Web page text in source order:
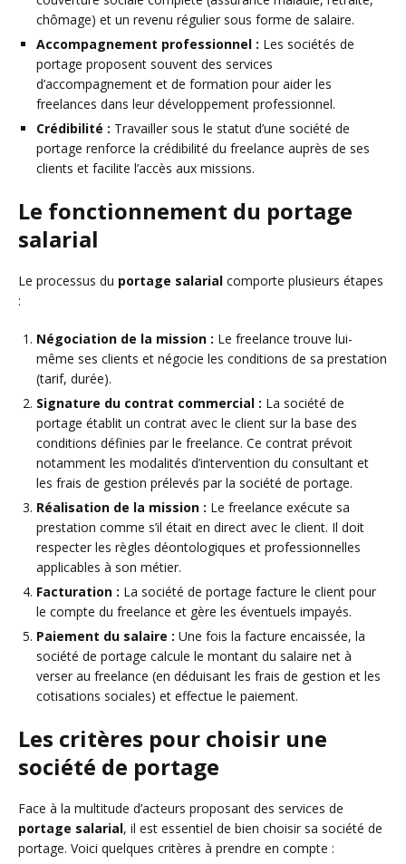
chômage) et un revenu régulier sous forme de salaire.
Accompagnement professionnel : Les sociétés de
portage proposent souvent des services
d’accompagnement et de formation pour aider les
freelances dans leur développement professionnel.
Crédibilité : Travailler sous le statut d’une société de
portage renforce la crédibilité du freelance auprès de ses
clients et facilite l’accès aux missions.
Le fonctionnement du portage
salarial
Le processus du portage salarial comporte plusieurs étapes
:
Négociation de la mission : Le freelance trouve lui-
même ses clients et négocie les conditions de sa prestation
(tarif, durée).
Signature du contrat commercial : La société de
portage établit un contrat avec le client sur la base des
conditions définies par le freelance. Ce contrat prévoit
notamment les modalités d’intervention du consultant et
les frais de gestion prélevés par la société de portage.
Réalisation de la mission : Le freelance exécute sa
prestation comme s’il était en direct avec le client. Il doit
respecter les règles déontologiques et professionnelles
applicables à son métier.
Facturation : La société de portage facture le client pour
le compte du freelance et gère les éventuels impayés.
Paiement du salaire : Une fois la facture encaissée, la
société de portage calcule le montant du salaire net à
verser au freelance (en déduisant les frais de gestion et les
cotisations sociales) et effectue le paiement.
Les critères pour choisir une
société de portage
Face à la multitude d’acteurs proposant des services de
portage salarial, il est essentiel de bien choisir sa société de
portage. Voici quelques critères à prendre en compte :